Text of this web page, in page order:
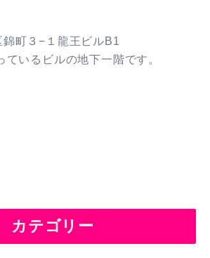
町３−１龍王ビルB1
いるビルの地下一階です。
カテゴリー